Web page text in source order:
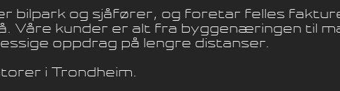
bilpark og sjåfører, og foretar felles
Våre kunder er alt fra byggenæringen til
oppdrag på lengre distanser.
i Trondheim.